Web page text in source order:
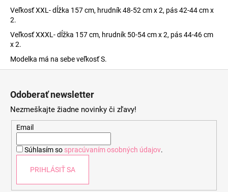
Veľkosť XXL- dĺžka 157 cm, hrudník 48-52 cm x 2, pás 42-44 cm x
2.
Veľkosť XXXL- dĺžka 157 cm, hrudník 50-54 cm x 2, pás 44-46 cm
x 2.
Modelka má na sebe veľkosť S.
Odoberať newsletter
Nezmeškajte žiadne novinky či zľavy!
Email
Súhlasím so spracúvaním osobných údajov.
PRIHLÁSIŤ SA